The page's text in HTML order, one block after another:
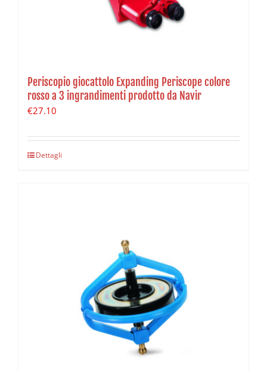
Periscopio giocattolo Expanding Periscope colore
rosso a 3 ingrandimenti prodotto da Navir
€27.10
Dettagli